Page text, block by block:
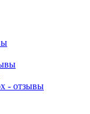
- отзывы